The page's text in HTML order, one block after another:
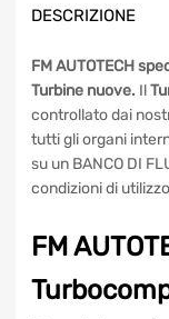
520,
quantità
FM AUTOTECH
e Turbine nuove.Il
smontato e
saranno sostituiti
riassemblato e
sull’autovettura.
FM